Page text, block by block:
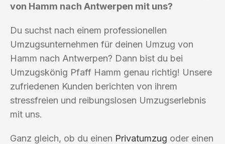
von Hamm nach Antwerpen mit uns?
Du suchst nach einem professionellen
Umzugsunternehmen für deinen Umzug von
Hamm nach Antwerpen? Dann bist du bei
Umzugskönig Pfaff Hamm genau richtig! Unsere
zufriedenen Kunden berichten von ihrem
stressfreien und reibungslosen Umzugserlebnis
mit uns.
Ganz gleich, ob du einen Privatumzug oder einen